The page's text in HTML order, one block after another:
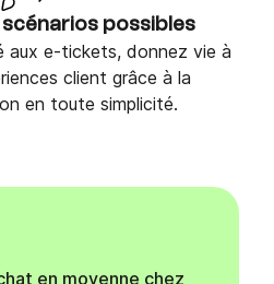
scénarios possibles
aux e-tickets, donnez vie à
client grâce à la
en toute simplicité.
en moyenne chez